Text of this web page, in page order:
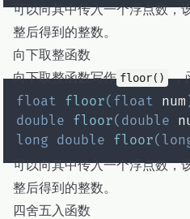
可以向其中传入一个浮点数，
整后得到的整数。
向下取整函数
向下取整函数写作 floor() ，
float floor( float num
double floor( double
long double floor(
可以向其中传入一个浮点数，
整后得到的整数。
四舍五入函数